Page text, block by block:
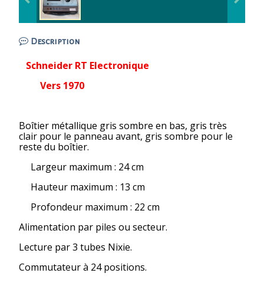
Description
Schneider RT Electronique
Vers 1970
Boîtier métallique gris sombre en bas, gris très
clair pour le panneau avant, gris sombre pour le
reste du boîtier.
Largeur maximum : 24 cm
Hauteur maximum : 13 cm
Profondeur maximum : 22 cm
Alimentation par piles ou secteur.
Lecture par 3 tubes Nixie.
Commutateur à 24 positions.